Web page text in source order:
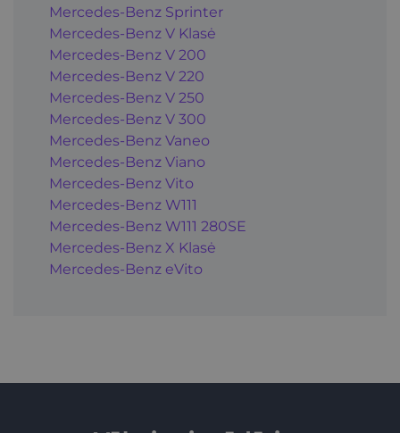
Mercedes-Benz Sprinter
Mercedes-Benz V Klasė
Mercedes-Benz V 200
Mercedes-Benz V 220
Mercedes-Benz V 250
Mercedes-Benz V 300
Mercedes-Benz Vaneo
Mercedes-Benz Viano
Mercedes-Benz Vito
Mercedes-Benz W111
Mercedes-Benz W111 280SE
Mercedes-Benz X Klasė
Mercedes-Benz eVito